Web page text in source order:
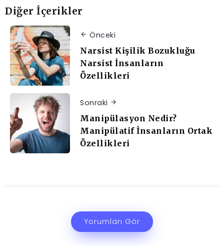
Diğer İçerikler
Önceki
Narsist Kişilik Bozukluğu
Narsist İnsanların
Özellikleri
Sonraki
Manipülasyon Nedir?
Manipülatif İnsanların Ortak
Özellikleri
Yorumları Gör